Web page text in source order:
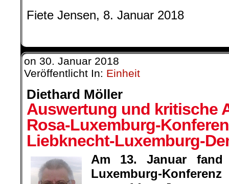
Fiete Jensen, 8. Januar 2018
on 30. Januar 2018
Veröffentlicht In: Einheit
Diethard Möller
Auswertung und kritische
Rosa-Luxemburg-
Liebknecht-Luxemburg-
Am 13. Januar
Luxemburg-